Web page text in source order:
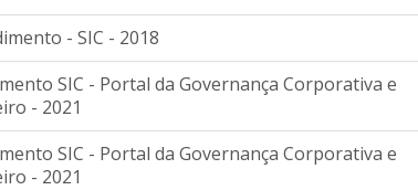
- SIC - 2018
SIC - Portal da Governança Corporativa e
- 2021
SIC - Portal da Governança Corporativa e
- 2021